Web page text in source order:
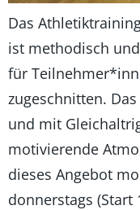
Das
ist methodisch
für
zugeschnitten.
und mit
motivierende
dieses Angebot
donnerstags (Start